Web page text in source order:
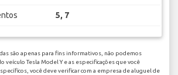
5, 7
são apenas para fins informativos, não podemos
veículo Tesla Model Y e as especificações que você
você deve verificar com a empresa de aluguel de